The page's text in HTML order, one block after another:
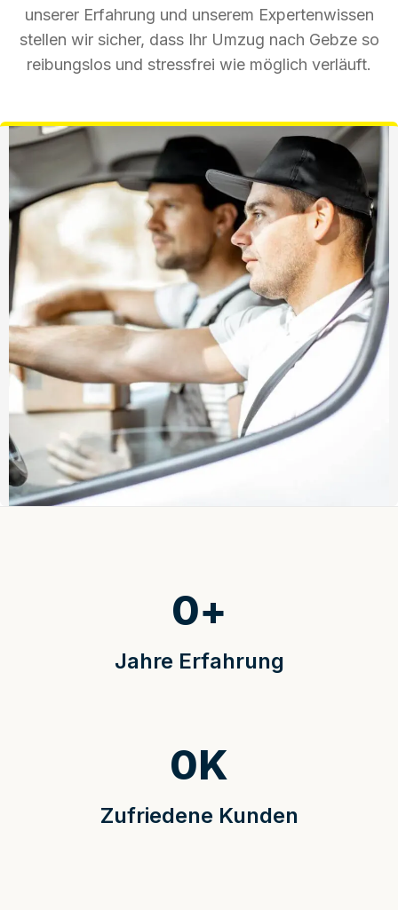
unserer Erfahrung und unserem Expertenwissen
stellen wir sicher, dass Ihr Umzug nach Gebze so
reibungslos und stressfrei wie möglich verläuft.
Jahre Erfahrung
0+
Zufriedene Kunden
0K